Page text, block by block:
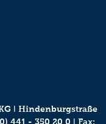
ǀ Hindenburgstraße
441 - 350 20 0 ǀ Fax: